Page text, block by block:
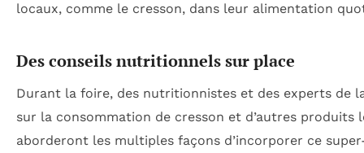
locaux, comme le cresson, dans leur alimentation
Des conseils nutritionnels sur place
Durant la foire, des nutritionnistes et des experts de
sur la consommation de cresson et d’autres
aborderont les multiples façons d’incorporer ce